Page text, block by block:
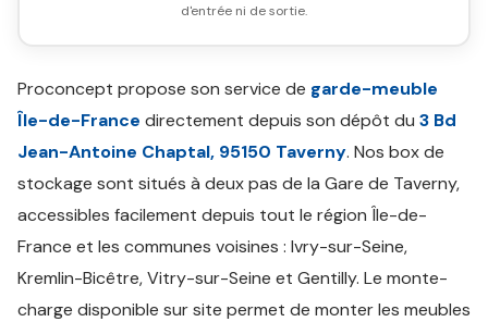
d'entrée ni de sortie.
Proconcept propose son service de garde-meuble
Île-de-France directement depuis son dépôt du 3 Bd
Jean-Antoine Chaptal, 95150 Taverny. Nos box de
stockage sont situés à deux pas de la Gare de Taverny,
accessibles facilement depuis tout le région Île-de-
France et les communes voisines : Ivry-sur-Seine,
Kremlin-Bicêtre, Vitry-sur-Seine et Gentilly. Le monte-
charge disponible sur site permet de monter les meubles